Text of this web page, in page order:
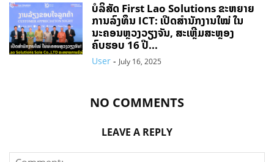
ບໍລິສັດ First Lao Solutions ຂະຫຍາຍ
ການລົງທຶນ ICT: ເປີດສຳນັກງານໃໝ່ ໃນ
ນະຄອນຫຼວງວຽງຈັນ, ສະເຫຼີມສະຫຼອງ
ຄົບຮອບ 16 ປີ...
User - July 16, 2025
NO COMMENTS
LEAVE A REPLY